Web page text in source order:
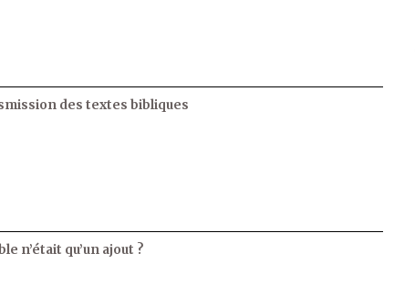
des textes bibliques
n’était qu’un ajout ?